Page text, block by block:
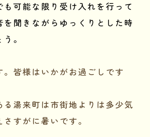
可能な限り受け入れを行って
を聞きながらゆっくりとした時
。
皆様はいかがお過ごしです
湯来町は市街地よりは多少気
すがに暑いです。